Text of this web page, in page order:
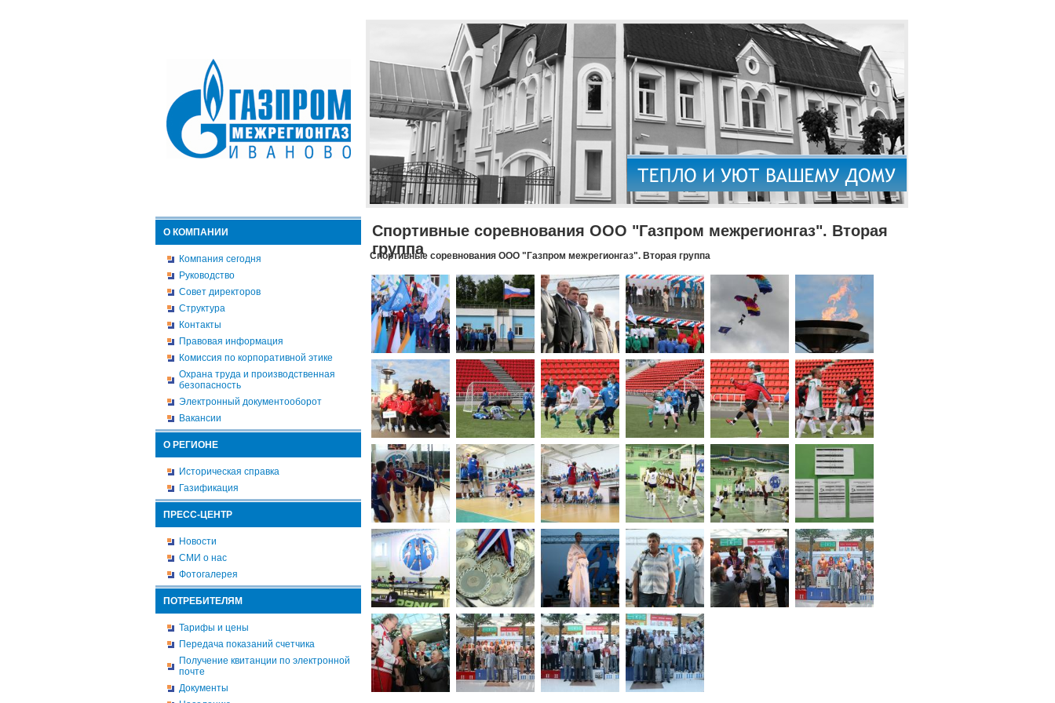
О КОМПАНИИ
Компания сегодня
Руководство
Совет директоров
Структура
Контакты
Правовая информация
Комиссия по корпоративной этике
Охрана труда и производственная
безопасность
Электронный документооборот
Вакансии
О РЕГИОНЕ
Историческая справка
Газификация
ПРЕСС-ЦЕНТР
Новости
СМИ о нас
Фотогалерея
ПОТРЕБИТЕЛЯМ
Тарифы и цены
Передача показаний счетчика
Получение квитанции по электронной
почте
Документы
Спортивные соревнования ООО "Газпром межрегионгаз". Вторая
группа
Спортивные соревнования ООО "Газпром межрегионгаз". Вторая группа